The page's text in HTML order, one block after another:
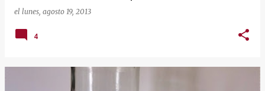
el lunes, agosto 19, 2013
4